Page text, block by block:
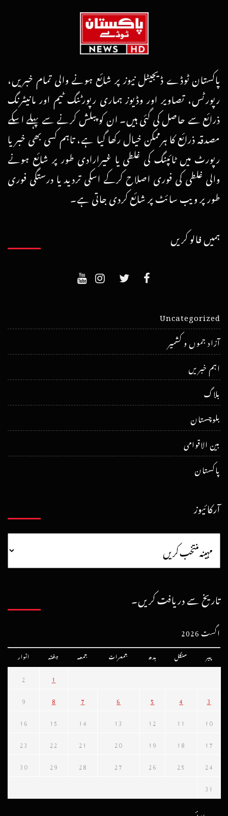
پاکستان ٹوڈے ڈیجیٹل نیوز پر شائع ہونے والی تمام خبریں،
رپورٹس، تصاویر اور وڈیوز ہماری رپورٹنگ ٹیم اور مانیٹرنگ
ذرائع سے حاصل کی گئی ہیں۔ ان کو پبلش کرنے سے پہلے اسکے
مصدقہ ذرائع کا ہرممکن خیال رکھا گیا ہے، تاہم کسی بھی خبر یا
رپورٹ میں ٹائپنگ کی غلطی یا غیرارادی طور پر شائع ہونے
والی غلطی کی فوری اصلاح کرکے اسکی تردید یا درستگی فوری
طور پر ویب سائٹ پر شائع کردی جاتی ہے۔
ہمیں فالو کریں
Uncategorized
آزاد جموں و کشمیر
اہم خبریں
بلاگ
بلوچستان
بین الاقوامی
پاکستان
آرکائیوز
تاریخ سے دریافت کریں۔
اگست 2026
پیر منگل بدھ جمعرات جمعہ ہفتہ اتوار
1
2
3
4
5
6
7
8
9
10
11
12
13
14
15
16
17
18
19
20
21
22
23
24
25
26
27
28
29
30
31